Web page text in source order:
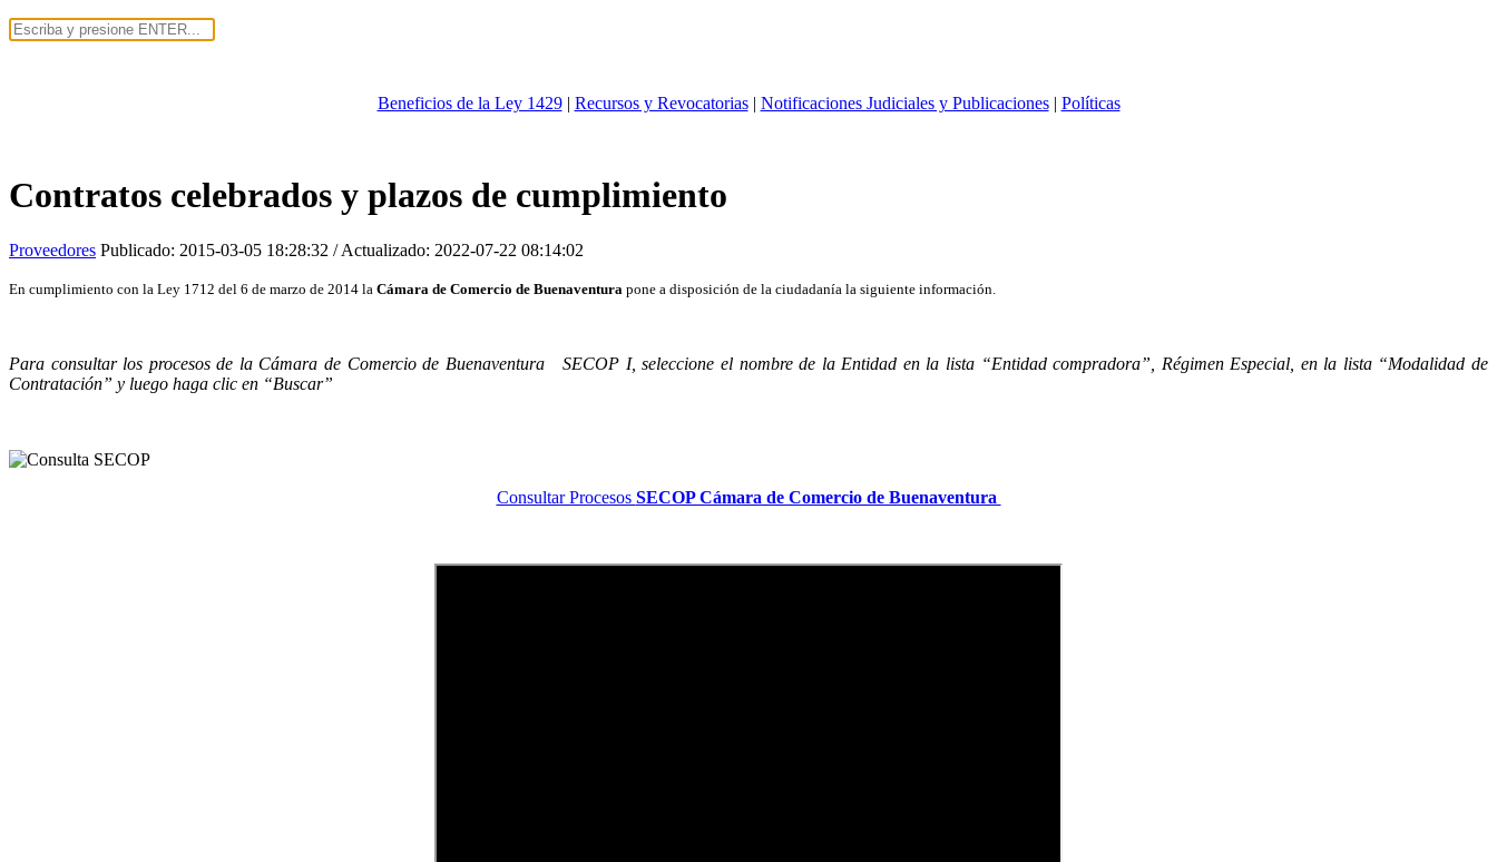
Beneficios de la Ley 1429| Recursos y Revocatorias| Notificaciones Judiciales y Publicaciones| Políticas
Contratos celebrados y plazos de cumplimiento
Proveedores Publicado: 2015-03-05 18:28:32 / Actualizado: 2022-07-22 08:14:02
En cumplimiento con la Ley 1712 del 6 de marzo de 2014 la Cámara de Comercio de Buenaventura pone a disposición de la ciudadanía la siguiente información.
Para consultar los procesos de la Cámara de Comercio de Buenaventura SECOP I, seleccione el nombre de la Entidad en la lista “Entidad compradora”, Régimen Especial, en la lista “Modalidad de
Contratación” y luego haga clic en “Buscar”
Consultar Procesos SECOP Cámara de Comercio de Buenaventura